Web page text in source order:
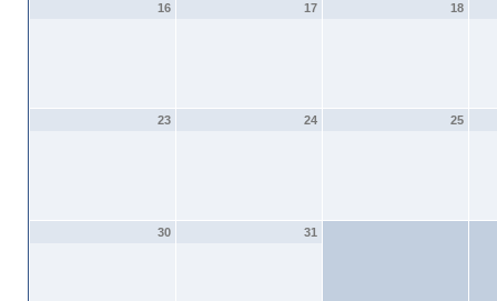
16 17 18
23 24 25
30 31